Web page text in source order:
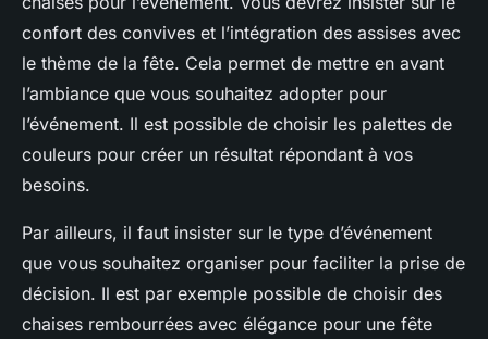
confort des convives et l’intégration des assises avec
le thème de la fête. Cela permet de mettre en avant
l’ambiance que vous souhaitez adopter pour
l’événement. Il est possible de choisir les palettes de
couleurs pour créer un résultat répondant à vos
besoins.
Par ailleurs, il faut insister sur le type d’événement
que vous souhaitez organiser pour faciliter la prise de
décision. Il est par exemple possible de choisir des
chaises rembourrées avec élégance pour une fête